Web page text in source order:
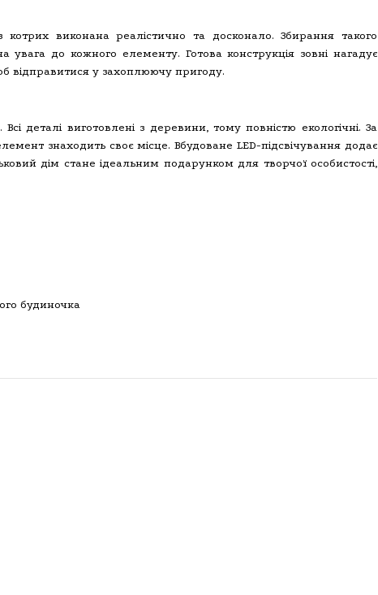
виконана реалістично та досконало. Збирання такого
увага до кожного елементу. Готова конструкція зовні нагадує
відправитися у захоплюючу пригоду.
деталі виготовлені з деревини, тому повністю екологічні. За
знаходить своє місце. Вбудоване LED-підсвічування додає
дім стане ідеальним подарунком для творчої особистості,
будиночка